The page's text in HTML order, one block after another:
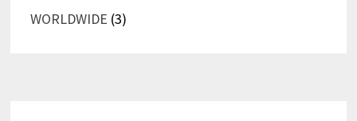
WORLDWIDE (3)